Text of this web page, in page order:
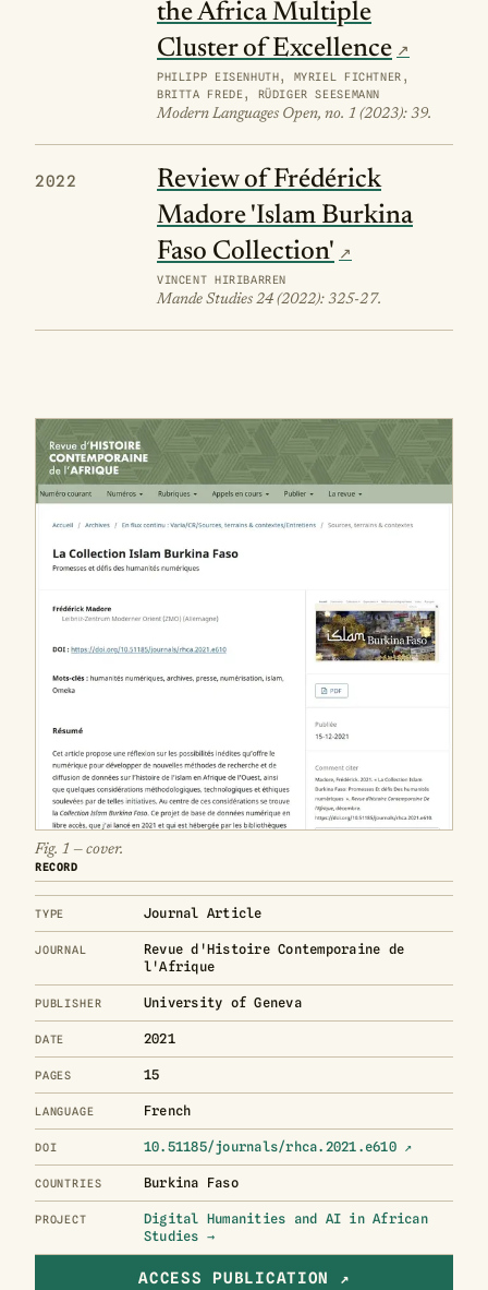
the Africa Multiple
Cluster of Excellence
PHILIPP EISENHUTH, MYRIEL FICHTNER,
BRITTA FREDE, RÜDIGER SEESEMANN
Modern Languages Open, no. 1 (2023): 39.
2022
Review of Frédérick
Madore 'Islam Burkina
Faso Collection'
VINCENT HIRIBARREN
Mande Studies 24 (2022): 325-27.
Fig. 1 — cover.
RECORD
TYPE Journal Article
JOURNAL
Revue d'Histoire Contemporaine de
l'Afrique
PUBLISHER University of Geneva
DATE 2021
PAGES 15
LANGUAGE French
DOI 10.51185/journals/rhca.2021.e610 ↗
COUNTRIES Burkina Faso
PROJECT
Digital Humanities and AI in African
Studies →
ACCESS PUBLICATION ↗